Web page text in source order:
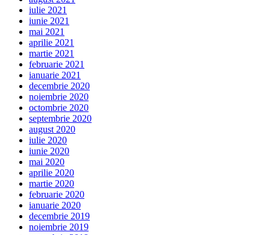
iulie 2021
iunie 2021
mai 2021
aprilie 2021
martie 2021
februarie 2021
ianuarie 2021
decembrie 2020
noiembrie 2020
octombrie 2020
septembrie 2020
august 2020
iulie 2020
iunie 2020
mai 2020
aprilie 2020
martie 2020
februarie 2020
ianuarie 2020
decembrie 2019
noiembrie 2019